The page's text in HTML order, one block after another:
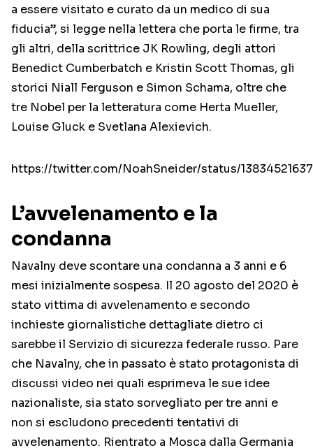
a essere visitato e curato da un medico di sua
fiducia”, si legge nella lettera che porta le firme, tra
gli altri, della scrittrice JK Rowling, degli attori
Benedict Cumberbatch e Kristin Scott Thomas, gli
storici Niall Ferguson e Simon Schama, oltre che
tre Nobel per la letteratura come Herta Mueller,
Louise Gluck e Svetlana Alexievich.
https://twitter.com/NoahSneider/status/
L’avvelenamento e la
condanna
Navalny deve scontare una condanna a 3 anni e 6
mesi inizialmente sospesa. Il 20 agosto del 2020 è
stato vittima di avvelenamento e secondo
inchieste giornalistiche dettagliate dietro ci
sarebbe il Servizio di sicurezza federale russo. Pare
che Navalny, che in passato è stato protagonista di
discussi video nei quali esprimeva le sue idee
nazionaliste, sia stato sorvegliato per tre anni e
non si escludono precedenti tentativi di
avvelenamento. Rientrato a Mosca dalla Germania